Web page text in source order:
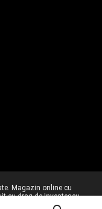
Magazin online cu
cu drag deInvestescu